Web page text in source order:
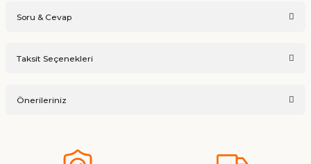
Soru & Cevap
Taksit Seçenekleri
Önerileriniz
konularda yetersiz gördüğünüz noktaları öneri formunu